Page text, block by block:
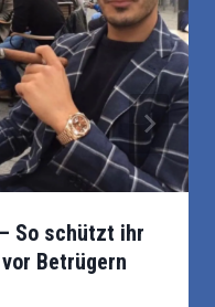
Netflix bekannt
So schützt ihr
Betrügern